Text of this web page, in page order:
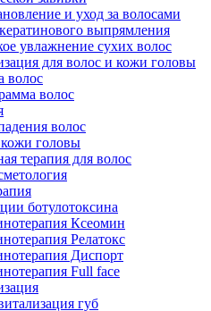
и уход за волосами
выпрямления
увлажнение сухих волос
для волос и кожи головы
волос
волос
волос
головы
терапия для волос
ботулотоксина
Ксеомин
Релатокс
Диспорт
Full face
губ